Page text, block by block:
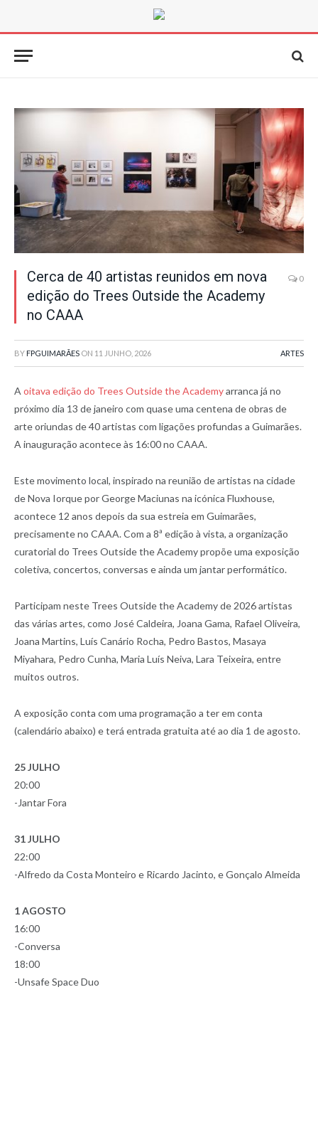
Cerca de 40 artistas reunidos em nova
edição do Trees Outside the Academy
no CAAA
0
BY FPGUIMARÃES ON 11 JUNHO, 2026 ARTES
A oitava edição do Trees Outside the Academyarranca já no
próximo dia 13 de janeiro com quase uma centena de obras de
arte oriundas de 40 artistas com ligações profundas a Guimarães.
A inauguração acontece às 16:00 no CAAA.
Este movimento local, inspirado na reunião de artistas na cidade
de Nova Iorque por George Maciunas na icónica Fluxhouse,
acontece 12 anos depois da sua estreia em Guimarães,
precisamente no CAAA. Com a 8ª edição à vista, a organização
curatorial do Trees Outside the Academy propõe uma exposição
coletiva, concertos, conversas e ainda um jantar performático.
Participam neste Trees Outside the Academy de 2026 artistas
das várias artes, como José Caldeira, Joana Gama, Rafael Oliveira,
Joana Martins, Luís Canário Rocha, Pedro Bastos, Masaya
Miyahara, Pedro Cunha, Maria Luís Neiva, Lara Teixeira, entre
muitos outros.
A exposição conta com uma programação a ter em conta
(calendário abaixo) e terá entrada gratuita até ao dia 1 de agosto.
25 JULHO
20:00
-Jantar Fora
31 JULHO
22:00
-Alfredo da Costa Monteiro e Ricardo Jacinto, e Gonçalo Almeida
1 AGOSTO
16:00
-Conversa
18:00
-Unsafe Space Duo